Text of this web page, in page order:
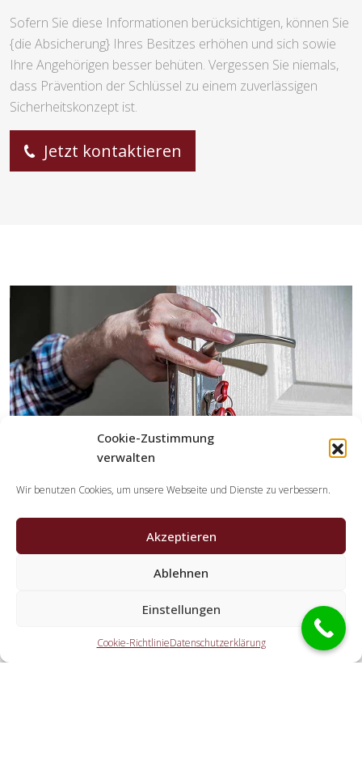
Cookie-Zustimmung
verwalten
Wir benutzen Cookies, um unsere Webseite und Dienste zu verbessern.
Akzeptieren
Ablehnen
Einstellungen
Cookie-RichtlinieDatenschutzerklärung
Sofern Sie diese Informationen berücksichtigen, können Sie
{die Absicherung} Ihres Besitzes erhöhen und sich sowie
Ihre Angehörigen besser behüten. Vergessen Sie niemals,
dass Prävention der Schlüssel zu einem zuverlässigen
Sicherheitskonzept ist.
Jetzt kontaktieren
Welche Aufgaben übernehmen die
Die Kooperationspartner erledigen jegliche Leistungen,
welche Sie von einem Schlüsselservice erwarten. Hierzu